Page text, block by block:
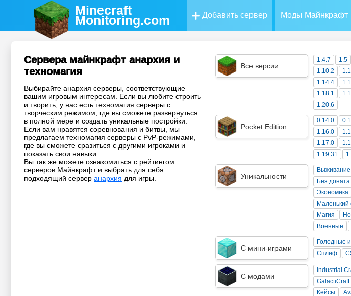
Minecraft
Monitoring.com Добавить сервер Моды Майнкрафт
Сервера майнкрафт анархия и
техномагия
Выбирайте анархия серверы, соответствующие
вашим игровым интересам. Если вы любите строить
и творить, у нас есть техномагия серверы с
творческим режимом, где вы сможете развернуться
в полной мере и создать уникальные постройки.
Если вам нравятся соревнования и битвы, мы
предлагаем техномагия серверы с PvP-режимами,
где вы сможете сразиться с другими игроками и
показать свои навыки.
Вы так же можете ознакомиться с рейтингом
серверов Майнкрафт и выбрать для себя
подходящий сервер анархия для игры.
Все версии
1.4.7 1.5
1.10.2
1.14.4
1.18.1
1.20.6
Pocket Edition
0.14.0
1.16.0
1.17.0
1.19.31
Уникальности
Выживание
Без доната
Экономика
Маленький
Магия
Военные
С мини-играми
Голодные
Сплиф
С модами
Industrial
GalactiCraft
Кейсы